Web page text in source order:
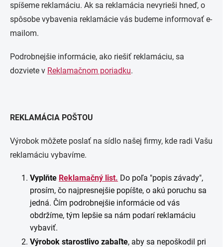
spíšeme reklamáciu. Ak sa reklamácia nevyrieši hneď, o
spôsobe vybavenia reklamácie vás budeme informovať e-
mailom.
Podrobnejšie informácie, ako riešiť reklamáciu, sa
dozviete v Reklamačnom poriadku.
REKLAMÁCIA POŠTOU
Výrobok môžete poslať na sídlo našej firmy, kde radi Vašu
reklamáciu vybavíme.
Vyplňte Reklamačný list. Do poľa "popis závady",
prosím, čo najpresnejšie popíšte, o akú poruchu sa
jedná. Čím podrobnejšie informácie od vás
obdržíme, tým lepšie sa nám podarí reklamáciu
vybaviť.
Výrobok starostlivo zabaľte, aby sa nepoškodil pri